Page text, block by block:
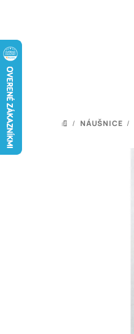
DOMOV
/ NÁUŠNICE /